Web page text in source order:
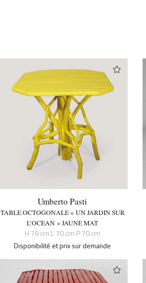
Umberto Pasti
TABLE OCTOGONALE « UN JARDIN SUR
L’OCEAN » JAUNE MAT
H 78 cm L 70 cm P 70 cm
Disponibilité et prix sur demande